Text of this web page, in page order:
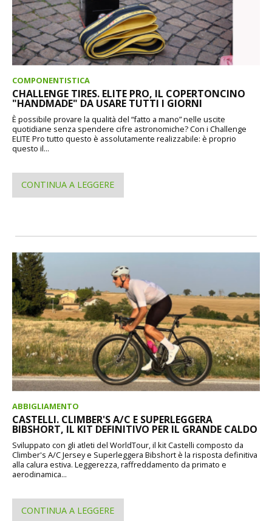
COMPONENTISTICA
CHALLENGE TIRES. ELITE PRO, IL COPERTONCINO
"HANDMADE" DA USARE TUTTI I GIORNI
È possibile provare la qualità del “fatto a mano” nelle uscite
quotidiane senza spendere cifre astronomiche? Con i Challenge
ELITE Pro tutto questo è assolutamente realizzabile: è proprio
questo il...
CONTINUA A LEGGERE
ABBIGLIAMENTO
CASTELLI. CLIMBER'S A/C E SUPERLEGGERA
BIBSHORT, IL KIT DEFINITIVO PER IL GRANDE CALDO
Sviluppato con gli atleti del WorldTour, il kit Castelli composto da
Climber's A/C Jersey e Superleggera Bibshort è la risposta definitiva
alla calura estiva. Leggerezza, raffreddamento da primato e
aerodinamica...
CONTINUA A LEGGERE